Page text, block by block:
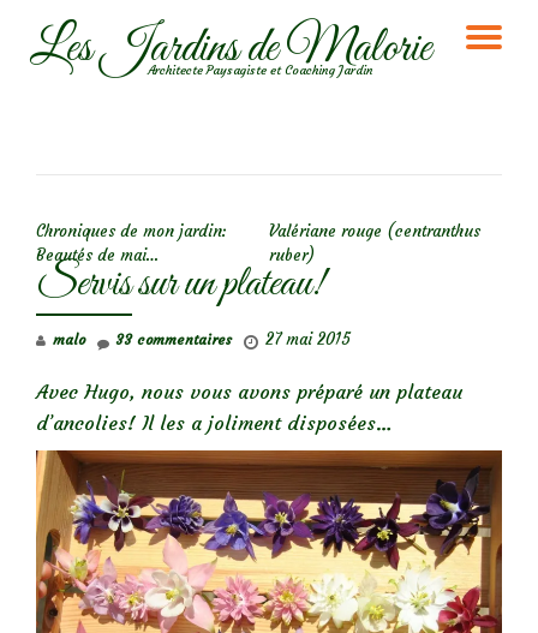
AllerLes Jardins de Malorie
Architecte Paysagiste et Coaching Jardin
Chroniques de mon jardin:
Beautés de mai…
Valériane rouge (centranthus
ruber)
Servis sur un plateau!
malo 27 mai 2015
33 commentaires
Avec Hugo, nous vous avons préparé un plateau
d’ancolies! Il les a joliment disposées…